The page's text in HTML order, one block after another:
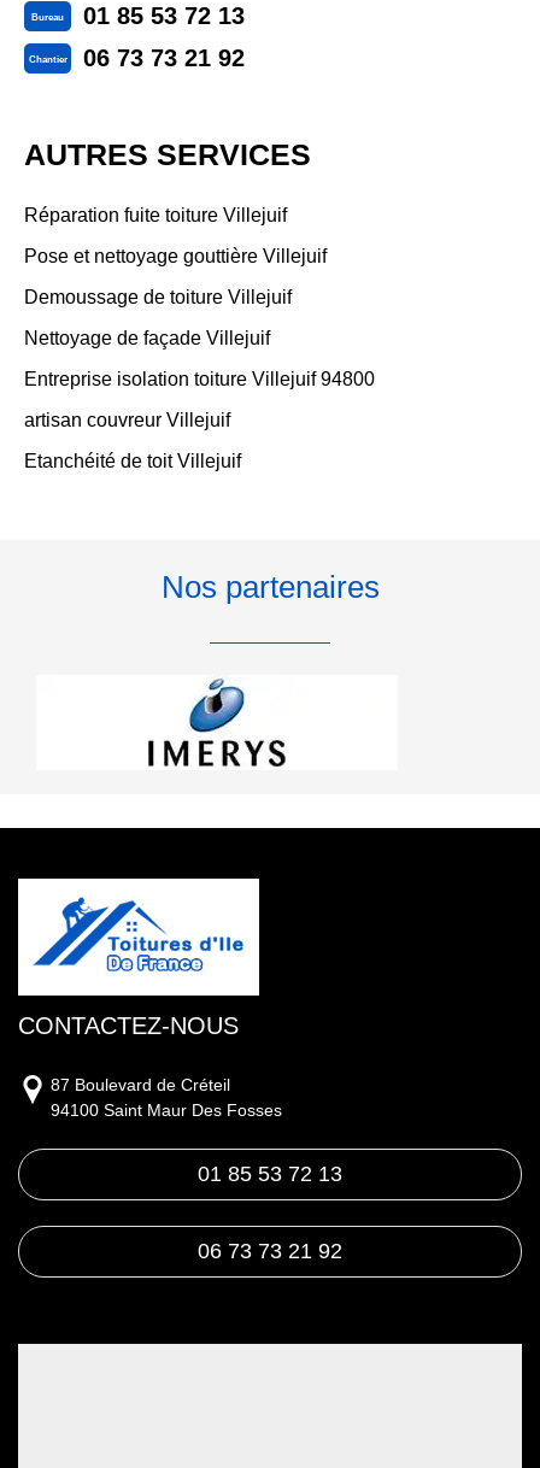
Bureau 01 85 53 72 13
Chantier 06 73 73 21 92
AUTRES SERVICES
Réparation fuite toiture Villejuif
Pose et nettoyage gouttière Villejuif
Demoussage de toiture Villejuif
Nettoyage de façade Villejuif
Entreprise isolation toiture Villejuif 94800
artisan couvreur Villejuif
Etanchéité de toit Villejuif
Nos partenaires
CONTACTEZ-NOUS
87 Boulevard de Créteil
94100 Saint Maur Des Fosses
01 85 53 72 13
06 73 73 21 92